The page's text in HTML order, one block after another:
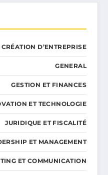
CRÉATION D’ENTREPRISE
GENERAL
GESTION ET FINANCES
ET TECHNOLOGIE
JURIDIQUE ET FISCALITÉ
ET MANAGEMENT
ET COMMUNICATION